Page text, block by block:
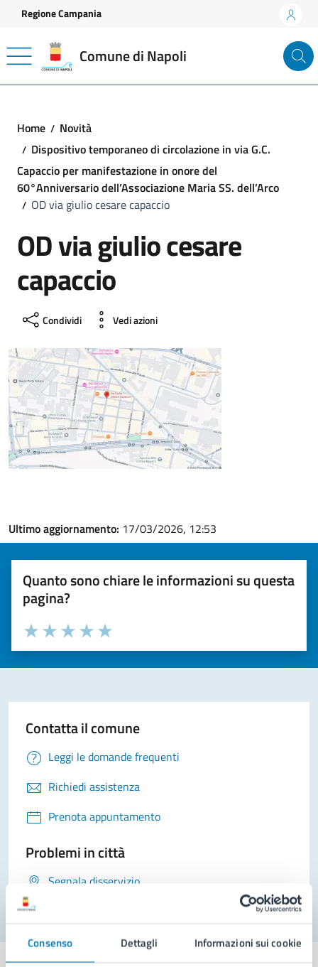
Consenso Dettagli Informazioni sui cookie
Vai ai contenuti
Vai al footer
Regione Campania
Comune di Napoli
Home
Novità
Dispositivo temporaneo di circolazione in via G.C.
Capaccio per manifestazione in onore del
60°Anniversario dell’Associazione Maria SS. dell’Arco
OD via giulio cesare capaccio
OD via giulio cesare
capaccio
Condividi Vedi azioni
Ultimo aggiornamento: 17/03/2026, 12:53
Quanto sono chiare le informazioni su questa
pagina?
Valuta la chiarezza delle informazioni (da 1 a 5 stelle)
Seleziona il numero di stelle per valutare la chiarezza delle
Valuta 5 stelle su 5
Valuta 4 stelle su 5
Valuta 3 stelle su 5
Valuta 2 stelle su 5
Valuta 1 stelle su 5
Contatta il comune
Leggi le domande frequenti
Richiedi assistenza
Prenota appuntamento
Problemi in città
Segnala disservizio